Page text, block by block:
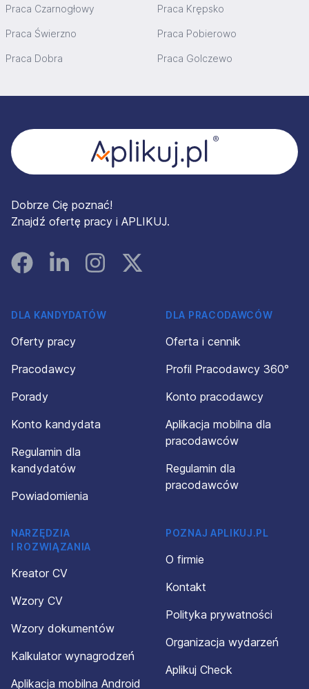
Praca Czarnogłowy Praca Krępsko
Praca Świerzno Praca Pobierowo
Praca Dobra Praca Golczewo
Dobrze Cię poznać!
Znajdź ofertę pracy i APLIKUJ.
FacebookLinked InInstagramInstagram
DLA KANDYDATÓW
Oferty pracy
Pracodawcy
Porady
Konto kandydata
Regulamin dla
kandydatów
Powiadomienia
DLA PRACODAWCÓW
Oferta i cennik
Profil Pracodawcy 360°
Konto pracodawcy
Aplikacja mobilna dla
pracodawców
Regulamin dla
pracodawców
NARZĘDZIA
I ROZWIĄZANIA
Kreator CV
Wzory CV
Wzory dokumentów
Kalkulator wynagrodzeń
Aplikacja mobilna Android
POZNAJ APLIKUJ.PL
O firmie
Kontakt
Polityka prywatności
Organizacja wydarzeń
Aplikuj Check